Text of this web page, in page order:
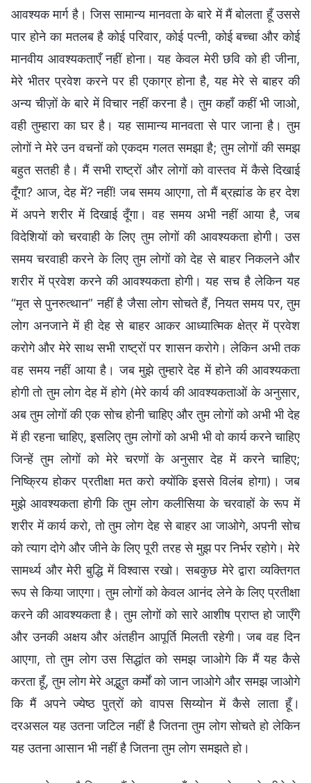
आवश्यक मार्ग है। जिस सामान्य मानवता के बारे में मैं बोलता हूँ उससे
पार होने का मतलब है कोई परिवार, कोई पत्नी, कोई बच्चा और कोई
मानवीय आवश्यकताएँ नहीं होना। यह केवल मेरी छवि को ही जीना,
मेरे भीतर प्रवेश करने पर ही एकाग्र होना है, यह मेरे से बाहर की
अन्य चीज़ों के बारे में विचार नहीं करना है। तुम कहाँ कहीं भी जाओ,
वही तुम्हारा का घर है। यह सामान्य मानवता से पार जाना है। तुम
लोगों ने मेरे उन वचनों को एकदम गलत समझा है; तुम लोगों की समझ
बहुत सतही है। मैं सभी राष्ट्रों और लोगों को वास्तव में कैसे दिखाई
दूँगा? आज, देह में? नहीं! जब समय आएगा, तो मैं ब्रह्मांड के हर देश
में अपने शरीर में दिखाई दूँगा। वह समय अभी नहीं आया है, जब
विदेशियों को चरवाही के लिए तुम लोगों की आवश्यकता होगी। उस
समय चरवाही करने के लिए तुम लोगों को देह से बाहर निकलने और
शरीर में प्रवेश करने की आवश्यकता होगी। यह सच है लेकिन यह
“मृत से पुनरुत्थान” नहीं है जैसा लोग सोचते हैं, नियत समय पर, तुम
लोग अनजाने में ही देह से बाहर आकर आध्यात्मिक क्षेत्र में प्रवेश
करोगे और मेरे साथ सभी राष्ट्रों पर शासन करोगे। लेकिन अभी तक
वह समय नहीं आया है। जब मुझे तुम्हारे देह में होने की आवश्यकता
होगी तो तुम लोग देह में होगे (मेरे कार्य की आवश्यकताओं के अनुसार,
अब तुम लोगों की एक सोच होनी चाहिए और तुम लोगों को अभी भी देह
में ही रहना चाहिए, इसलिए तुम लोगों को अभी भी वो कार्य करने चाहिए
जिन्हें तुम लोगों को मेरे चरणों के अनुसार देह में करने चाहिए;
निष्क्रिय होकर प्रतीक्षा मत करो क्योंकि इससे विलंब होगा)। जब
मुझे आवश्यकता होगी कि तुम लोग कलीसिया के चरवाहों के रूप में
शरीर में कार्य करो, तो तुम लोग देह से बाहर आ जाओगे, अपनी सोच
को त्याग दोगे और जीने के लिए पूरी तरह से मुझ पर निर्भर रहोगे। मेरे
सामर्थ्य और मेरी बुद्धि में विश्वास रखो। सबकुछ मेरे द्वारा व्यक्तिगत
रूप से किया जाएगा। तुम लोगों को केवल आनंद लेने के लिए प्रतीक्षा
करने की आवश्यकता है। तुम लोगों को सारे आशीष प्राप्त हो जाएँगे
और उनकी अक्षय और अंतहीन आपूर्ति मिलती रहेगी। जब वह दिन
आएगा, तो तुम लोग उस सिद्धांत को समझ जाओगे कि मैं यह कैसे
करता हूँ, तुम लोग मेरे अद्भुत कर्मों को जान जाओगे और समझ जाओगे
कि मैं अपने ज्येष्ठ पुत्रों को वापस सिय्योन में कैसे लाता हूँ।
दरअसल यह उतना जटिल नहीं है जितना तुम लोग सोचते हो लेकिन
यह उतना आसान भी नहीं है जितना तुम लोग समझते हो।